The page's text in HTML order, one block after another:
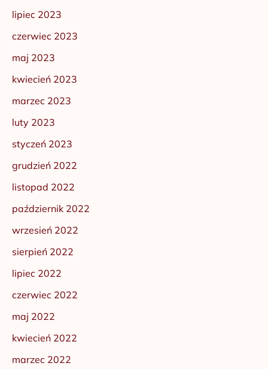
lipiec 2023
czerwiec 2023
maj 2023
kwiecień 2023
marzec 2023
luty 2023
styczeń 2023
grudzień 2022
listopad 2022
październik 2022
wrzesień 2022
sierpień 2022
lipiec 2022
czerwiec 2022
maj 2022
kwiecień 2022
marzec 2022